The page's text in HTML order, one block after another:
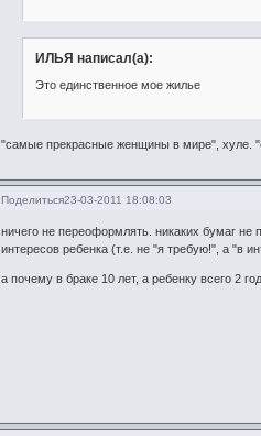
ИЛЬЯ написал(а):
Это единственное мое жилье
"самые прекрасные женщины в мире", хуле.
Поделиться23-03-2011 18:08:03
ничего не переоформлять. никаких бумаг не
интересов ребенка (т.е. не "я требую!", а "в
а почему в браке 10 лет, а ребенку всего 2